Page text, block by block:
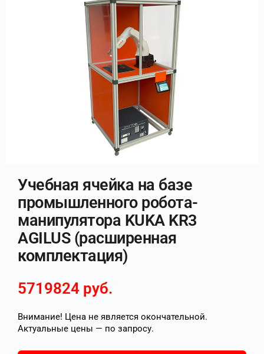
Учебная ячейка на базе
промышленного робота-
манипулятора KUKA KR3
AGILUS (расширенная
комплектация)
5719824 руб.
Внимание! Цена не является окончательной.
Актуальные цены — по запросу.